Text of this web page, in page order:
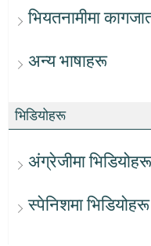
भियतनामीमा
अन्य भाषाहरू
भिडियोहरू
अंग्रेजीमा भिडियोहरू
स्पेनिशमा भिडियोहरू